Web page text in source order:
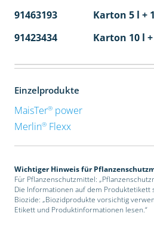
91463193 Karton 5 l +
91423434
Karton 10 l
Einzelprodukte
MaisTer®power
Merlin®Flexx
Wichtiger Hinweis für
Für Pflanzenschutzmittel:
Die Informationen auf dem Produktetikett
Biozide: „Biozidprodukte vorsichtig
Etikett und Produktinformationen lesen.“